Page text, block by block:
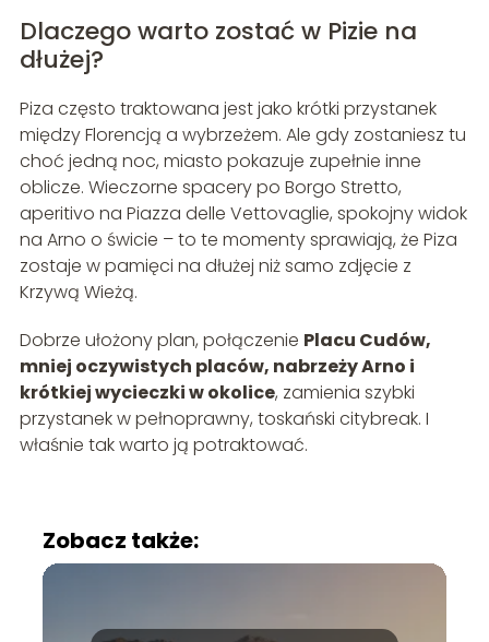
Dlaczego warto zostać w Pizie na
dłużej?
Piza często traktowana jest jako krótki przystanek
między Florencją a wybrzeżem. Ale gdy zostaniesz tu
choć jedną noc, miasto pokazuje zupełnie inne
oblicze. Wieczorne spacery po Borgo Stretto,
aperitivo na Piazza delle Vettovaglie, spokojny widok
na Arno o świcie – to te momenty sprawiają, że Piza
zostaje w pamięci na dłużej niż samo zdjęcie z
Krzywą Wieżą.
Dobrze ułożony plan, połączenie Placu Cudów,
mniej oczywistych placów, nabrzeży Arno i
krótkiej wycieczki w okolice, zamienia szybki
przystanek w pełnoprawny, toskański citybreak. I
właśnie tak warto ją potraktować.
Zobacz także: